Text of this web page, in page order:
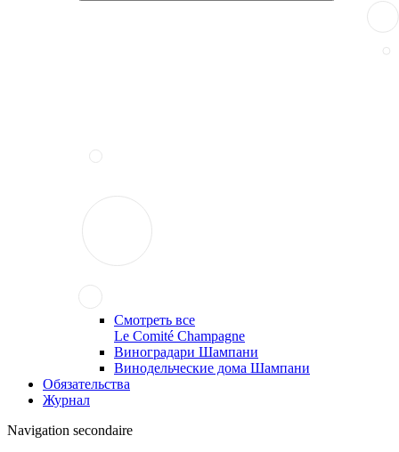
Смотреть все
Le Comité Champagne
Виноградари Шампани
Винодельческие дома Шампани
Обязательства
Журнал
Navigation secondaire